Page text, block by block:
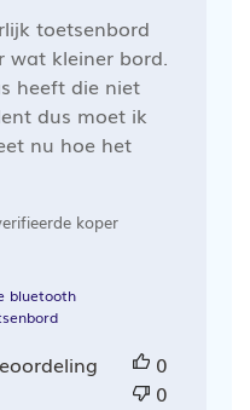
toetsenbord
wat kleiner bord.
heeft die niet
dus moet ik
nu hoe het
koper
bluetooth
0
0